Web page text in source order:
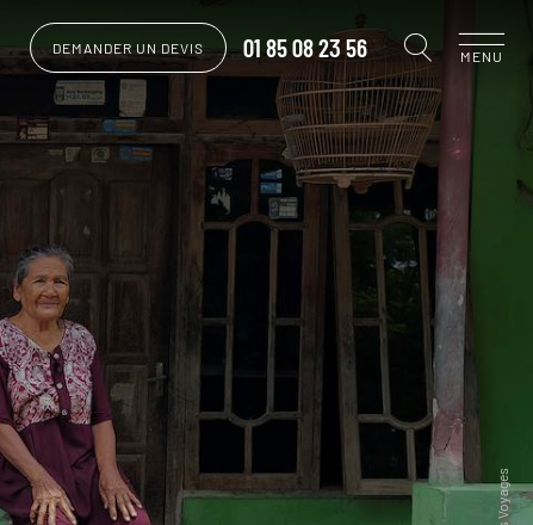
DEMANDER UN DEVIS 01 85 08 23 56 MENU